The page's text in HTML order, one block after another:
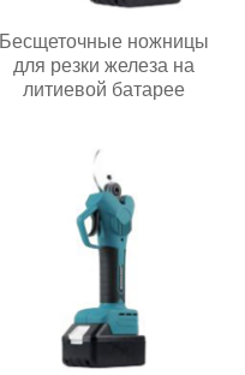
Бесщеточные ножницы
для резки железа на
литиевой батарее